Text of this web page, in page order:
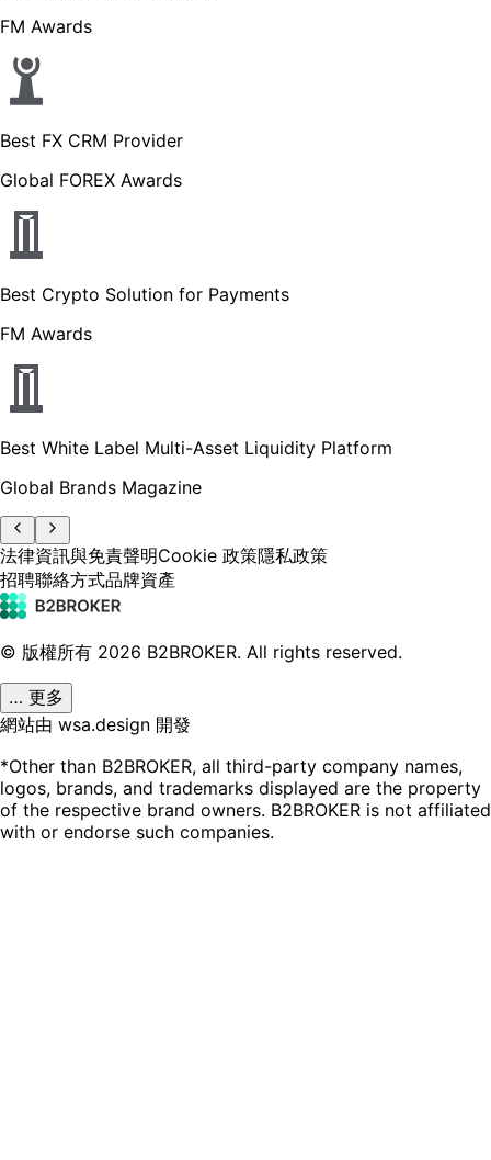
FM Awards
Best FX CRM Provider
Global FOREX Awards
Best Crypto Solution for Payments
FM Awards
Best White Label Multi-Asset Liquidity Platform
Global Brands Magazine
法律資訊與免責聲明Cookie 政策隱私政策
招聘聯絡方式品牌資產
© 版權所有 2026 B2BROKER. All rights reserved.
… 更多
網站由 wsa.design 開發
*Other than B2BROKER, all third-party company names,
logos, brands, and trademarks displayed are the property
of the respective brand owners. B2BROKER is not affiliated
with or endorse such companies.